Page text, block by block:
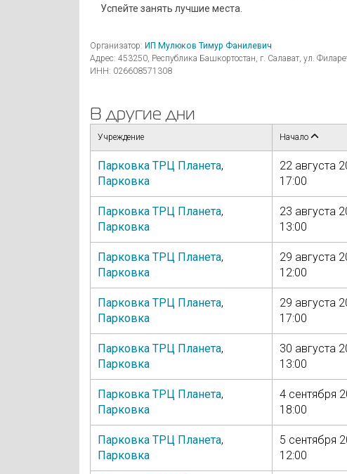
Успейте занять лучшие места.
Организатор: ИП Мулюков Тимур Фанилевич
Адрес: 453250, Республика Башкортостан, г. Салават, ул.
ИНН: 026608571308
В другие дни
Учреждение Начало
Парковка ТРЦ Планета,
Парковка
22 августа
17:00
Парковка ТРЦ Планета,
Парковка
23 августа
13:00
Парковка ТРЦ Планета,
Парковка
29 августа
12:00
Парковка ТРЦ Планета,
Парковка
29 августа
17:00
Парковка ТРЦ Планета,
Парковка
30 августа
13:00
Парковка ТРЦ Планета,
Парковка
4 сентября
18:00
Парковка ТРЦ Планета,
Парковка
5 сентября
12:00